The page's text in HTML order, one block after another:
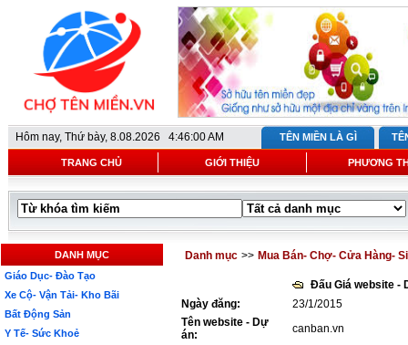
Hôm nay, Thứ bày, 8.08.2026 4:46:00 AM TÊN MIỀN LÀ GÌ
TRANG CHỦ GIỚI THIỆU PHƯƠNG
DANH MỤC
Giáo Dục- Đào Tạo
Xe Cộ- Vận Tải- Kho Bãi
Bất Động Sản
Y Tế- Sức Khoẻ
Danh mục >> Mua Bán- Chợ- Cửa Hàng-
Đấu Giá website -
Ngày đăng:
23/1/2015
Tên website - Dự
án:
canban.vn